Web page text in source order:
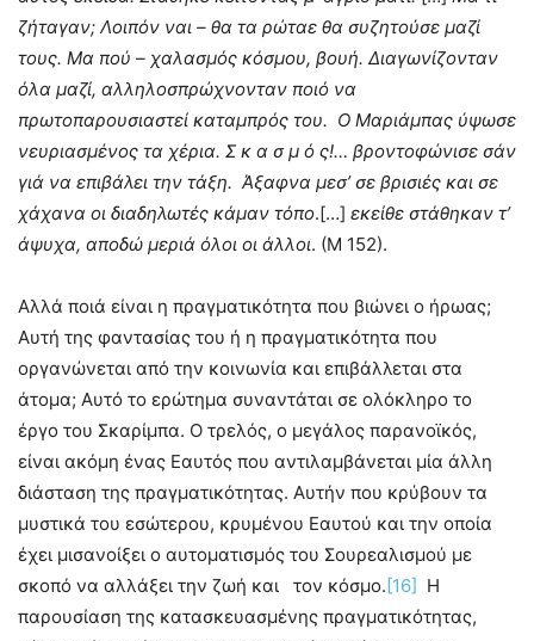
ζήταγαν; Λοιπόν ναι – θα τα ρώταε θα συζητούσε μαζί
τους. Μα πού – χαλασμός κόσμου, βουή. Διαγωνίζονταν
όλα μαζί, αλληλοσπρώχνονταν ποιό να
πρωτοπαρουσιαστεί καταμπρός του. Ο Μαριάμπας ύψωσε
νευριασμένος τα χέρια. Σ κ α σ μ ό ς!… βροντοφώνισε σάν
γιά να επιβάλει την τάξη. Άξαφνα μεσ’ σε βρισιές και σε
χάχανα οι διαδηλωτές κάμαν τόπο.[…] εκείθε στάθηκαν τ’
άψυχα, αποδώ μεριά όλοι οι άλλοι. (Μ 152).
Αλλά ποιά είναι η πραγματικότητα που βιώνει ο ήρωας;
Αυτή της φαντασίας του ή η πραγματικότητα που
οργανώνεται από την κοινωνία και επιβάλλεται στα
άτομα; Αυτό το ερώτημα συναντάται σε ολόκληρο το
έργο του Σκαρίμπα. Ο τρελός, ο μεγάλος παρανοϊκός,
είναι ακόμη ένας Εαυτός που αντιλαμβάνεται μία άλλη
διάσταση της πραγματικότητας. Αυτήν που κρύβουν τα
μυστικά του εσώτερου, κρυμένου Εαυτού και την οποία
έχει μισανοίξει ο αυτοματισμός του Σουρεαλισμού με
σκοπό να αλλάξει την ζωή και τον κόσμο. [16] Η
παρουσίαση της κατασκευασμένης πραγματικότητας,